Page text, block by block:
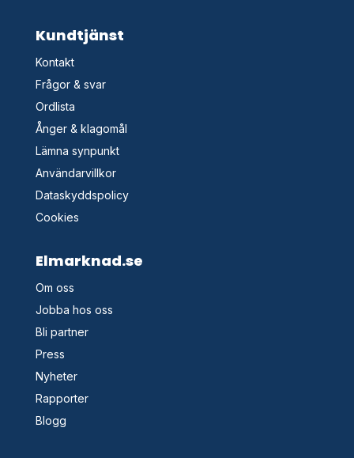
Kundtjänst
Kontakt
Frågor & svar
Ordlista
Ånger & klagomål
Lämna synpunkt
Användarvillkor
Dataskyddspolicy
Cookies
Elmarknad.se
Om oss
Jobba hos oss
Bli partner
Press
Nyheter
Rapporter
Blogg